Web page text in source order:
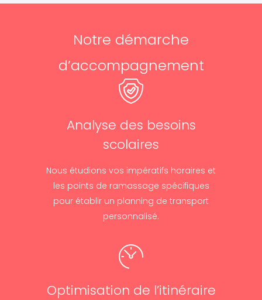
Notre démarche
d’accompagnement
Analyse des besoins
scolaires
Nous étudions vos impératifs horaires et
les points de ramassage spécifiques
pour établir un planning de transport
personnalisé.
Optimisation de l’itinéraire